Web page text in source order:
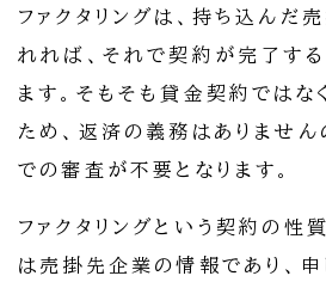
ファクタリングは、持ち込んだ
れれば、それで契約が完了す
ます。そもそも貸金契約ではな
ため、返済の義務はありません
での審査が不要となります。
ファクタリングという契約の性
は売掛先企業の情報であり、申